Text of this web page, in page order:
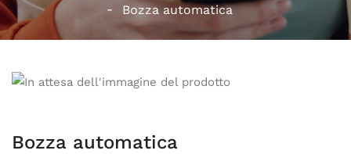
Bozza automatica
Bozza automatica